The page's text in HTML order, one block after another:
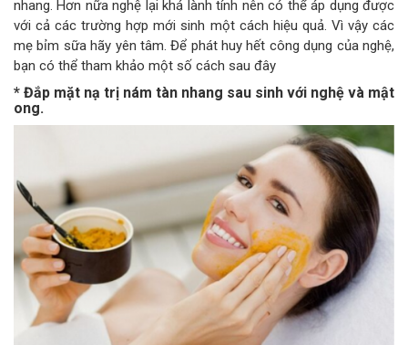
nhang. Hơn nữa nghệ lại khá lành tính nên có thể áp dụng được
với cả các trường hợp mới sinh một cách hiệu quả. Vì vậy các
mẹ bỉm sữa hãy yên tâm. Để phát huy hết công dụng của nghệ,
bạn có thể tham khảo một số cách sau đây
* Đắp mặt nạ trị nám tàn nhang sau sinh với nghệ và mật
ong.